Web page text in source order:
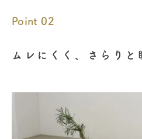
Point 02
ムレにくく、さらりと